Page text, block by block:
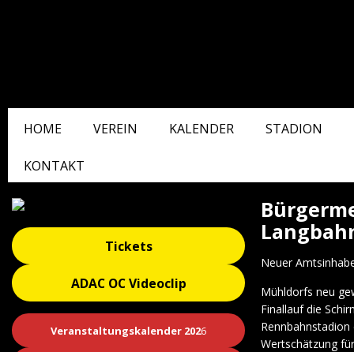
HOME VEREIN KALENDER STADION
KONTAKT
Neuer
Mühldorfs neu
Finallauf die
Wertschätzung
Tickets
ADAC OC Videoclip
Veranstaltungskalender 2026